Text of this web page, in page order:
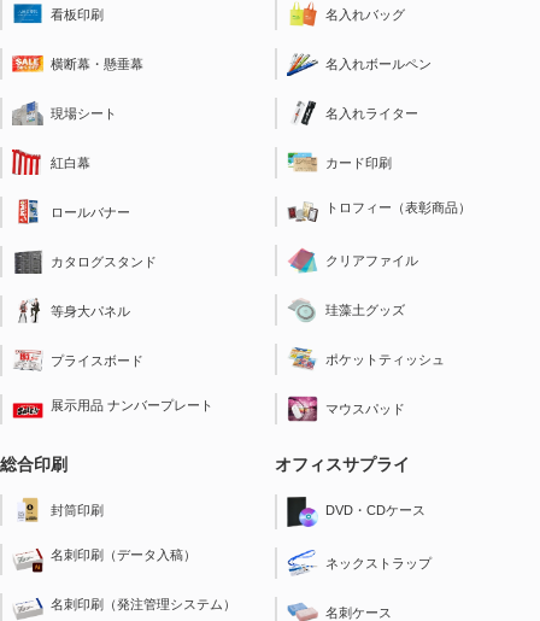
看板印刷
横断幕・懸垂幕
現場シート
紅白幕
ロールバナー
カタログスタンド
等身大パネル
プライスボード
展示用品 ナンバープレート
名入れバッグ
名入れボールペン
名入れライター
カード印刷
トロフィー（表彰商品）
クリアファイル
珪藻土グッズ
ポケットティッシュ
マウスパッド
総合印刷
封筒印刷
名刺印刷（データ入稿）
名刺印刷（発注管理システム）
オフィスサプライ
DVD・CDケース
ネックストラップ
名刺ケース